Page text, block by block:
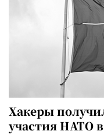
Хакеры
участия НАТО